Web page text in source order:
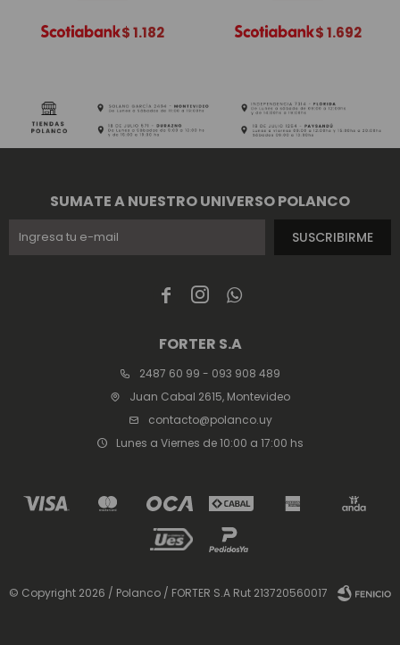
$1.182 $1.692
  
FORTER S.A
2487 60 99 - 093 908 489
Juan Cabal 2615, Montevideo
contacto@polanco.uy
Lunes a Viernes de 10:00 a 17:00 hs
SUMATE A NUESTRO UNIVERSO POLANCO
SUSCRIBIRME
© Copyright 2026 / Polanco / FORTER S.A Rut 213720560017